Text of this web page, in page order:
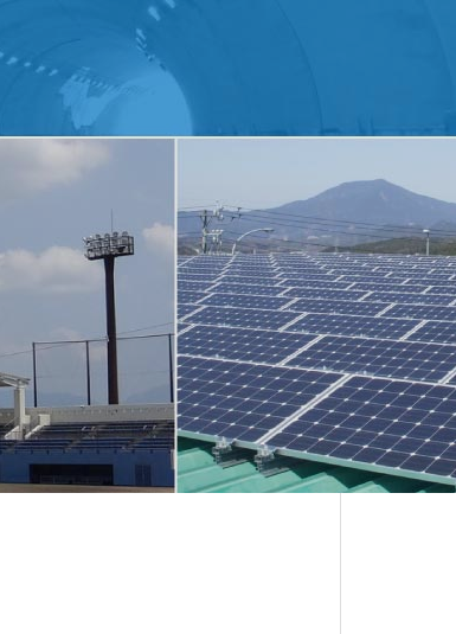
太陽光発電
ぎふ建設人材育成リーディ
ング企業